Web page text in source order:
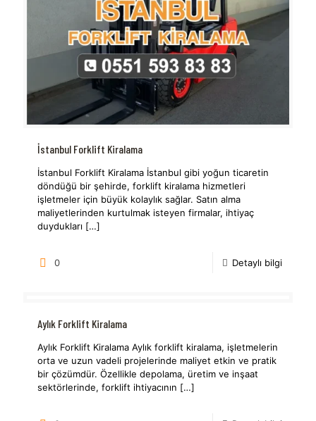
İstanbul Forklift Kiralama
İstanbul Forklift Kiralama İstanbul gibi yoğun ticaretin
döndüğü bir şehirde, forklift kiralama hizmetleri
işletmeler için büyük kolaylık sağlar. Satın alma
maliyetlerinden kurtulmak isteyen firmalar, ihtiyaç
duydukları […]
0 Detaylı bilgi
Aylık Forklift Kiralama
Aylık Forklift Kiralama Aylık forklift kiralama, işletmelerin
orta ve uzun vadeli projelerinde maliyet etkin ve pratik
bir çözümdür. Özellikle depolama, üretim ve inşaat
sektörlerinde, forklift ihtiyacının […]